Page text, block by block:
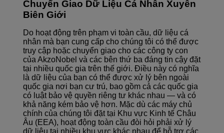
Chuyển Giao Dữ Liệu Cá Nhân Xuyên
Biên Giới
Do hoạt động trên phạm vi toàn cầu, dữ liệu cá
nhân mà bạn cung cấp cho chúng tôi có thể được
truy cập hoặc chuyển giao cho các công ty con
của AkzoNobel và các bên thứ ba đáng tin cậy đặt
tại nhiều quốc gia trên thế giới. Điều này có nghĩa
là dữ liệu của bạn có thể được xử lý bên ngoài
quốc gia nơi bạn cư trú, bao gồm cả các quốc gia
có luật bảo vệ quyền riêng tư khác nhau — và có
khả năng kém bảo vệ hơn. Mặc dù các máy chủ
chính của chúng tôi đặt tại Khu vực Kinh tế Châu
Âu (EEA), hoạt động toàn cầu đòi hỏi phải xử lý